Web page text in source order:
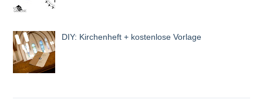
DIY: Kirchenheft + kostenlose Vorlage